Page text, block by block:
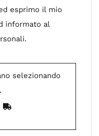
esprimo il mio
informato al
selezionando
.